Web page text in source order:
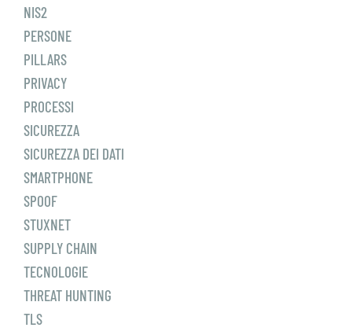
NIS2
PERSONE
PILLARS
PRIVACY
PROCESSI
SICUREZZA
SICUREZZA DEI DATI
SMARTPHONE
SPOOF
STUXNET
SUPPLY CHAIN
TECNOLOGIE
THREAT HUNTING
TLS